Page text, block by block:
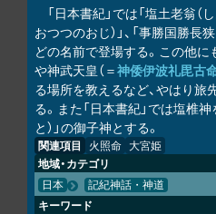
「日本書紀」では「塩土老翁（
おつつのおじ）」、「事勝国勝長
どの名前で登場する。この他に
や神武天皇（＝神倭伊波礼毘古
る場所を教えるなど、やはり
る。また「日本書紀」では塩椎神
と）」の御子神とする。
関連項目 火照命 大宮姫
地域・カテゴリ
日本 記紀神話・神道
キーワード